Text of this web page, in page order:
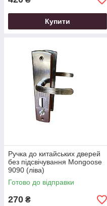
Купити
Ручка до китайських дверей
без підсвічування Mongoose
9090 (ліва)
Готово до відправки
270 ₴